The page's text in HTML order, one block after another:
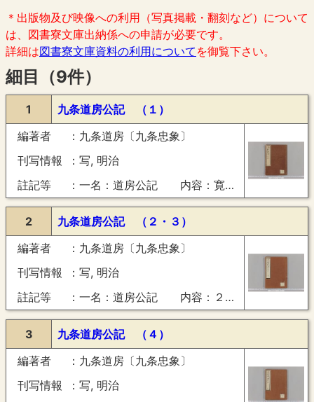
＊出版物及び映像への利用（写真掲載・翻刻など）について
は、図書寮文庫出納係への申請が必要です。
詳細は図書寮文庫資料の利用について を御覧下さい。
細目（9件）
1
九条道房公記 （１）
編著者
九条道房〔九条忠象〕
刊写情報
写, 明治
註記等
一名：道房公記 内容：寛永１１年正月―閏７月
2
九条道房公記 （２・３）
編著者
九条道房〔九条忠象〕
刊写情報
写, 明治
註記等
一名：道房公記 内容：２寛永１２年正月・２月・９月・１３年正月・７月・１４年正月・１２月（内大臣拝賀・源氏御伝授之事・朝覲行幸之事・摂政家拝礼之事・節会内弁之事）、３寛永１５年正月・２月・１６年９月（七日内弁之事・院歌合之事）
3
九条道房公記 （４）
編著者
九条道房〔九条忠象〕
刊写情報
写, 明治